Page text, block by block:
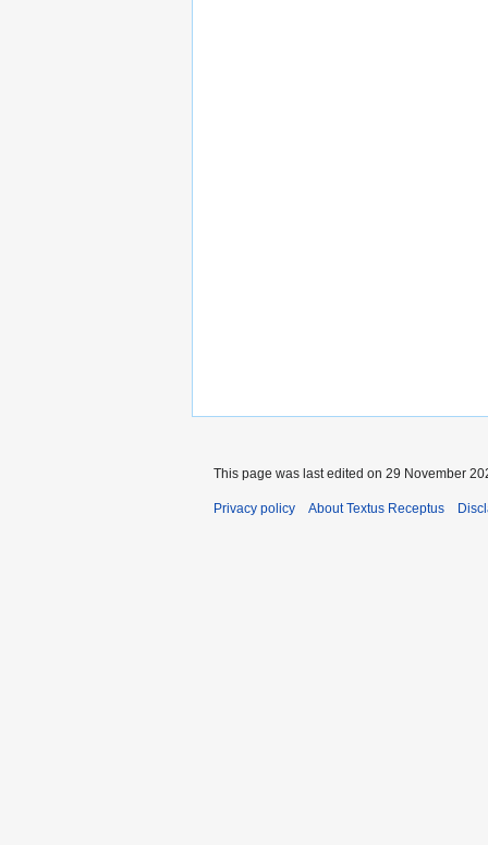
This page was last edited on 29 November
Privacy policy About Textus Receptus